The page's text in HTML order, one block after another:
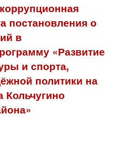
постановления о
в
«Развитие
и спорта,
политики на
Кольчугино